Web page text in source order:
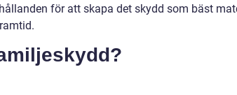
för att skapa det skydd som bäst